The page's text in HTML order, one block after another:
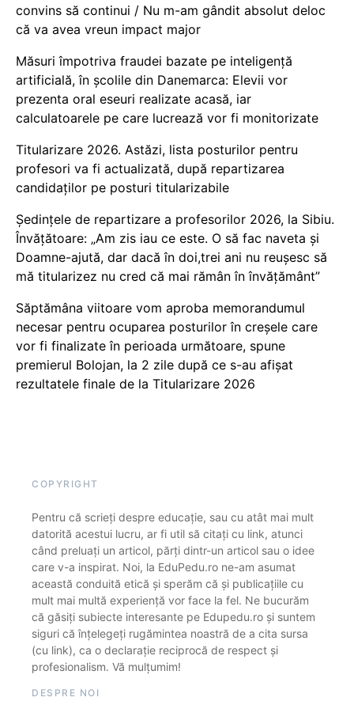
convins să continui / Nu m-am gândit absolut deloc
că va avea vreun impact major
Măsuri împotriva fraudei bazate pe inteligență
artificială, în școlile din Danemarca: Elevii vor
prezenta oral eseuri realizate acasă, iar
calculatoarele pe care lucrează vor fi monitorizate
Titularizare 2026. Astăzi, lista posturilor pentru
profesori va fi actualizată, după repartizarea
candidaților pe posturi titularizabile
Ședințele de repartizare a profesorilor 2026, la Sibiu.
Învățătoare: „Am zis iau ce este. O să fac naveta și
Doamne-ajută, dar dacă în doi,trei ani nu reușesc să
mă titularizez nu cred că mai rămân în învățământ”
Săptămâna viitoare vom aproba memorandumul
necesar pentru ocuparea posturilor în creșele care
vor fi finalizate în perioada următoare, spune
premierul Bolojan, la 2 zile după ce s-au afișat
rezultatele finale de la Titularizare 2026
COPYRIGHT
Pentru că scrieți despre educație, sau cu atât mai mult
datorită acestui lucru, ar fi util să citați cu link, atunci
când preluați un articol, părți dintr-un articol sau o idee
care v-a inspirat. Noi, la EduPedu.ro ne-am asumat
această conduită etică și sperăm că și publicațiile cu
mult mai multă experiență vor face la fel. Ne bucurăm
că găsiți subiecte interesante pe Edupedu.ro și suntem
siguri că înțelegeți rugămintea noastră de a cita sursa
(cu link), ca o declarație reciprocă de respect și
profesionalism. Vă mulțumim!
DESPRE NOI